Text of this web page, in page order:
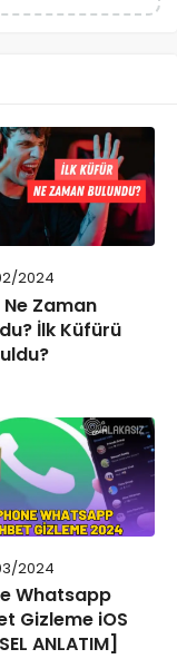
2024
Zaman
İlk Küfürü
2024
Whatsapp
Gizleme iOS
ANLATIM]